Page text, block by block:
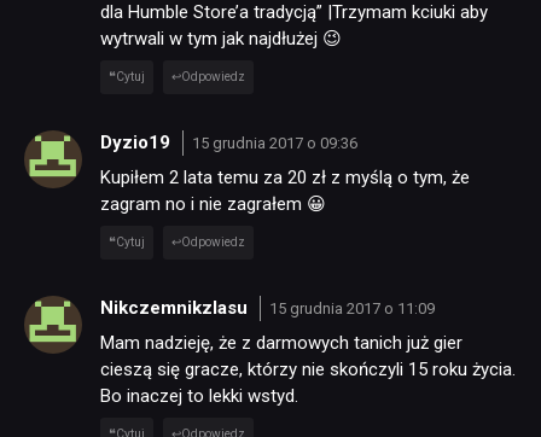
dla Humble Store’a tradycją” |Trzymam kciuki aby
wytrwali w tym jak najdłużej 😉
Cytuj Odpowiedz
Dyzio19 15 grudnia 2017 o 09:36
Kupiłem 2 lata temu za 20 zł z myślą o tym, że
zagram no i nie zagrałem 😀
Cytuj Odpowiedz
Nikczemnikzlasu 15 grudnia 2017 o 11:09
Mam nadzieję, że z darmowych tanich już gier
cieszą się gracze, którzy nie skończyli 15 roku życia.
Bo inaczej to lekki wstyd.
Cytuj Odpowiedz